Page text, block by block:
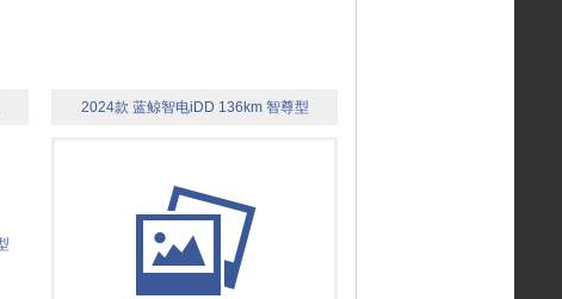
2024款 蓝鲸智电iDD 136km 智尊型